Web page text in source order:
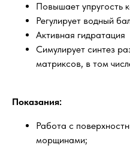
Повышает упругость
Регулирует водный
Активная гидратация
Симулирует синтез
матриксов, в том
Показания:
Работа с
морщинами;